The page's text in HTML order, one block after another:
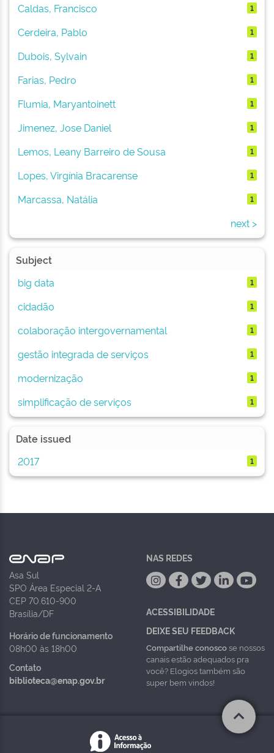
Caldas, Francisco 1
Cerdeira, Pablo 1
Dubois, Sylvain 1
Farias, Pedro 1
Flumia, Maryantoinett 1
Jimenez, Jose Daniel 1
Lemos, Leany Barreiro de Sousa 1
Lopes, Virgínia Bracarense 1
Marcassa, Natália 1
next >
Subject
big data
1
cidadão 1
colaboração intergovernamental 1
gestão integrada de serviços 1
modernização 1
simplificação de serviços 1
Date issued
2017
1
Asa Sul
SPO Área Especial 2-A
CEP 70.610-900
Brasília/DF
Horário de funcionamento
08h00 às 18h00
Contato
biblioteca@enap.gov.br
NAS REDES
ACESSIBILIDADE
DEIXE SEU FEEDBACK
Compartilhe conoscose nossos
canais estão adequados pra
você? Elogios também são
super bem vindos!